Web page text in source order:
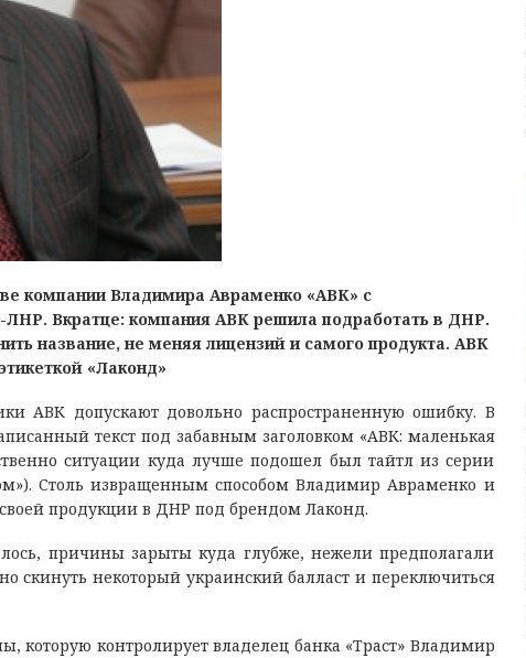
компании Владимира Авраменко «АВК» с
ЛНР. Вкратце: компания АВК решила подработать в ДНР.
название, не меняя лицензий и самого продукта. АВК
«Лаконд»
АВК допускают довольно распространенную ошибку. В
текст под забавным заголовком «АВК: маленькая
ситуации куда лучше подошел был тайтл из серии
Столь извращенным способом Владимир Авраменко и
продукции в ДНР под брендом Лаконд.
причины зарыты куда глубже, нежели предполагали
некоторый украинский балласт и переключиться
контролирует владелец банка «Траст» Владимир